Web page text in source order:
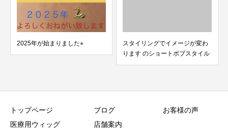
2025年が始まりました⭐︎
スタイリングでイメージが変わ
ります のショートボブスタイル
トップページ
医療用ウィッグ
ブログ
店舗案内
お客様の声